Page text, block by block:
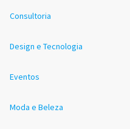
Consultoria
Design e Tecnologia
Eventos
Moda e Beleza